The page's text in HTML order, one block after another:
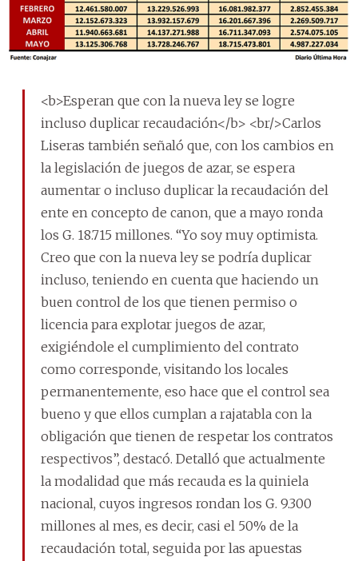
<b>Esperan que con la nueva ley se logre
incluso duplicar recaudación</b> <br/>Carlos
Liseras también señaló que, con los cambios en
la legislación de juegos de azar, se espera
aumentar o incluso duplicar la recaudación del
ente en concepto de canon, que a mayo ronda
los G. 18.715 millones. “Yo soy muy optimista.
Creo que con la nueva ley se podría duplicar
incluso, teniendo en cuenta que haciendo un
buen control de los que tienen permiso o
licencia para explotar juegos de azar,
exigiéndole el cumplimiento del contrato
como corresponde, visitando los locales
permanentemente, eso hace que el control sea
bueno y que ellos cumplan a rajatabla con la
obligación que tienen de respetar los contratos
respectivos”, destacó. Detalló que actualmente
la modalidad que más recauda es la quiniela
nacional, cuyos ingresos rondan los G. 9.300
millones al mes, es decir, casi el 50% de la
recaudación total, seguida por las apuestas